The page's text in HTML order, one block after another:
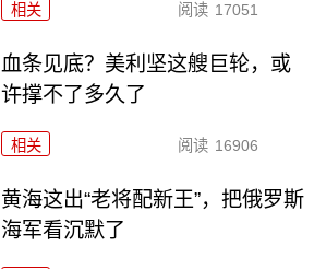
相关 阅读 17051
血条见底？美利坚这艘巨轮，或
许撑不了多久了
相关 阅读 16906
黄海这出“老将配新王”，把俄罗斯
海军看沉默了